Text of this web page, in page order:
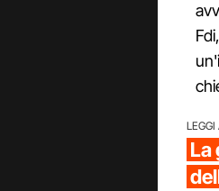
Fdi,
LEGGI
La